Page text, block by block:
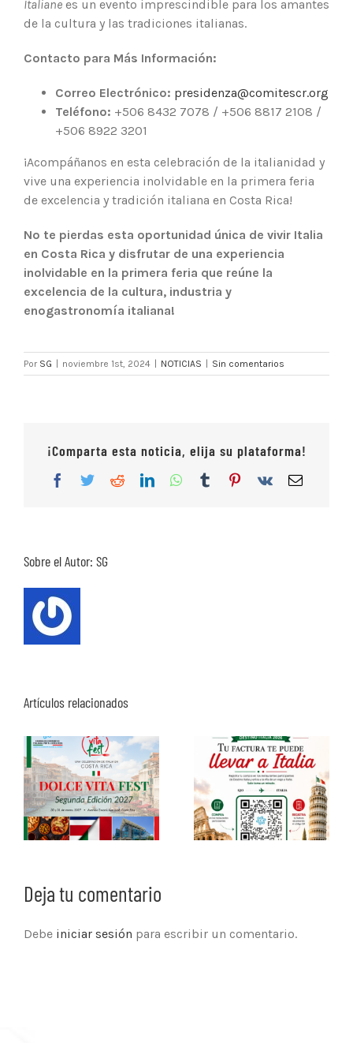
Italianees un evento imprescindible para los amantes
de la cultura y las tradiciones italianas.
Contacto para Más Información:
Correo Electrónico: presidenza@comitescr.org
Teléfono: +506 8432 7078 / +506 8817 2108 /
+506 8922 3201
¡Acompáñanos en esta celebración de la italianidad y
vive una experiencia inolvidable en la primera feria
de excelencia y tradición italiana en Costa Rica!
No te pierdas esta oportunidad única de vivir Italia
en Costa Rica y disfrutar de una experiencia
inolvidable en la primera feria que reúne la
excelencia de la cultura, industria y
enogastronomía italiana!
Por SG noviembre 1st, 2024 NOTICIAS Sin comentarios
¡Comparta esta noticia, elija su plataforma!
Facebook
TwitterRedditLinkedInWhatsApp
TumblrPinterest
Vk
Correo
Sobre el Autor: SG
Artículos relacionados
Deja tu comentario
Debe iniciar sesión para escribir un comentario.